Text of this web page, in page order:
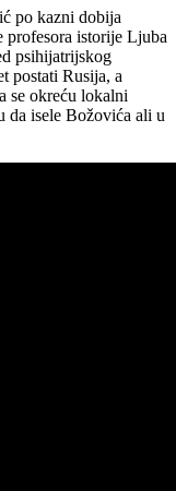
po kazni dobija
profesora istorije Ljuba
psihijatrijskog
postati Rusija, a
se okreću lokalni
da isele Božovića ali u